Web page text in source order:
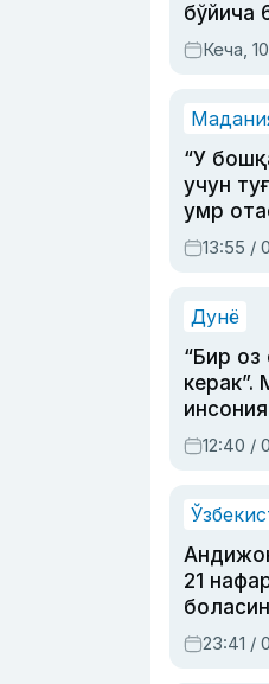
бўйича
ҳукми
Кеча,
“У
учун
умр
устаси
13:55 /
Дунё
“Бир
керак”.
олмай
12:40 /
21
содир
ҳукми
23:41 /